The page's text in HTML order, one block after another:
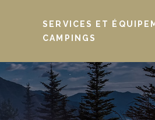
SERVICES ET
CAMPINGS